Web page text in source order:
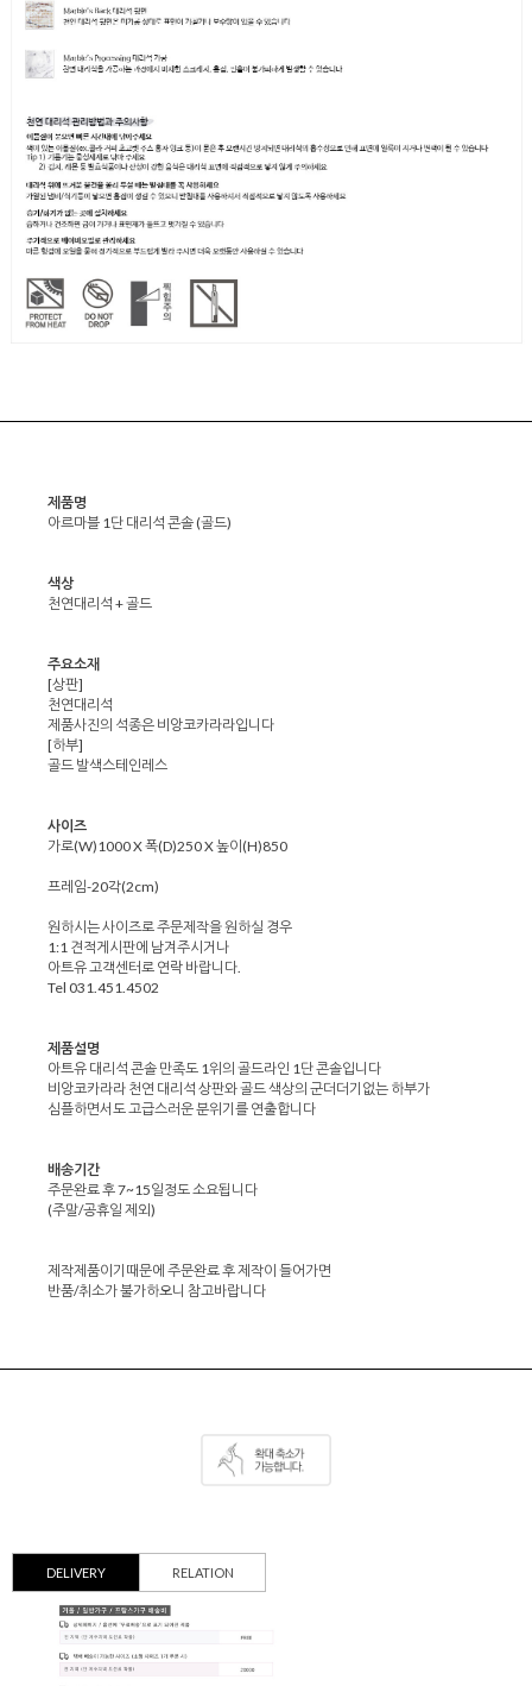
제품명
아르마블 1단 대리석 콘솔 (골드)
색상
천연대리석 + 골드
주요소재
[상판]
천연대리석
제품사진의 석종은 비앙코카라라입니다
[하부]
골드 발색스테인레스
사이즈
가로(W)1000 X 폭(D)250 X 높이(H)850
프레임-20각(2cm)
원하시는 사이즈로 주문제작을 원하실 경우
1:1 견적게시판에 남겨주시거나
아트유 고객센터로 연락 바랍니다.
Tel 031.451.4502
제품설명
아트유 대리석 콘솔 만족도 1위의 골드라인 1단 콘솔입니다
비앙코카라라 천연 대리석 상판와 골드 색상의 군더더기없는 하부가
심플하면서도 고급스러운 분위기를 연출합니다
배송기간
주문완료 후 7~15일정도 소요됩니다
(주말/공휴일 제외)
제작제품이기때문에 주문완료 후 제작이 들어가면
반품/취소가 불가하오니 참고바랍니다
DELIVERY RELATION